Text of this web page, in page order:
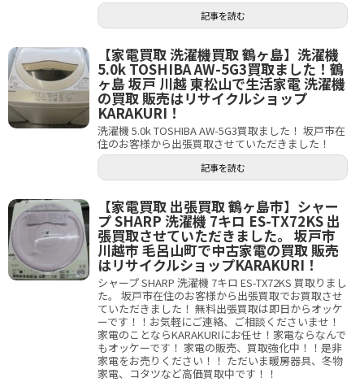
記事を読む
【家電買取 洗濯機買取 鶴ヶ島】洗濯機
5.0k TOSHIBA AW-5G3買取ました！鶴
ヶ島 坂戸 川越 東松山で生活家電 洗濯機
の買取 販売はリサイクルショップ
KARAKURI！
洗濯機 5.0k TOSHIBA AW-5G3買取ました！ 坂戸市在
住のお客様から出張買取させていただきました！
記事を読む
【家電買取 出張買取 鶴ヶ島市】シャー
プ SHARP 洗濯機 7キロ ES-TX72KS 出
張買取させていただきました。 坂戸市
川越市 毛呂山町で中古家電の買取 販売
はリサイクルショップKARAKURI！
シャープ SHARP 洗濯機 7キロ ES-TX72KS 買取りまし
た。 坂戸市在住のお客様から出張買取でお買取させ
ていただきました！ 無料出張買取は即日からオッケ
ーです！！お気軽にご連絡、ご相談くださいませ！
家電のことならKARAKURIにお任せ！家電ならなんで
もオッケーです！ 家電の販売、買取強化中！！是非
家電をお売りください！！ ただいま暖房器具、冬物
家電、コタツなど高価買取中です！！